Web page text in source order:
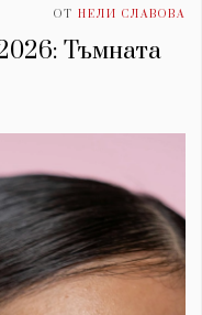
ОТ НЕЛИ СЛАВОВА
​Тъмната